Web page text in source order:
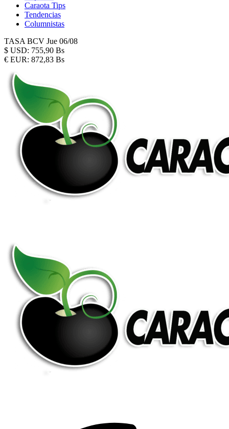
Caraota Tips
Tendencias
Columnistas
TASA BCV Jue 06/08
$ USD: 755,90 Bs
€ EUR: 872,83 Bs